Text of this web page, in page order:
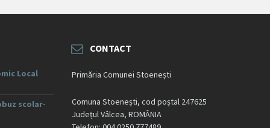
Local
scolar-
CONTACT
Primăria Comunei Stoenești
Comuna Stoenești, cod poștal 247625
Județul Vâlcea, ROMÂNIA